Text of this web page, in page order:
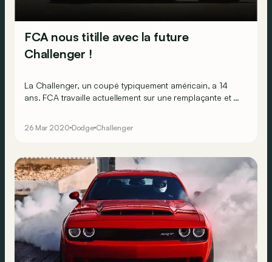
FCA nous titille avec la future
Challenger !
La Challenger, un coupé typiquement américain, a 14
ans. FCA travaille actuellement sur une remplaçante et a
26 Mar 2020 Dodge Challenger